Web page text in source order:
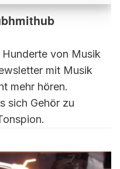
von Musik
mit Musik
mehr hören.
sich Gehör zu